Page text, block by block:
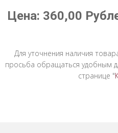
Цена: 360,00
Для уточнения наличия
просьба обращаться удобным
странице "